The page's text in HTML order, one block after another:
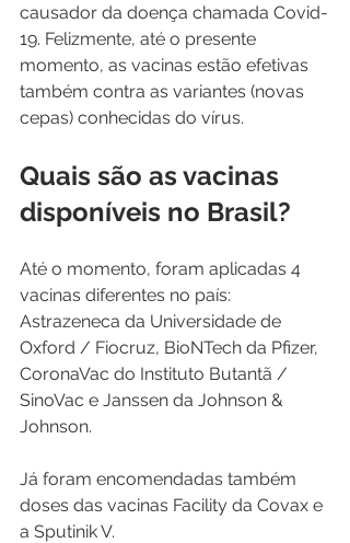
causador da doença chamada Covid-
19. Felizmente, até o presente
momento, as vacinas estão efetivas
também contra as variantes (novas
cepas) conhecidas do vírus.
Quais são as vacinas
disponíveis no Brasil?
Até o momento, foram aplicadas 4
vacinas diferentes no país:
Astrazeneca da Universidade de
Oxford / Fiocruz, BioNTech da Pfizer,
CoronaVac do Instituto Butantã /
SinoVac e Janssen da Johnson &
Johnson.
Já foram encomendadas também
doses das vacinas Facility da Covax e
a Sputinik V.